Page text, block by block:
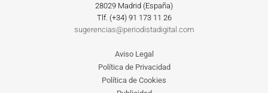
28029 Madrid (España)
Tlf. (+34) ‎91 173 11 26
sugerencias@periodistadigital.com
Aviso Legal
Política de Privacidad
Política de Cookies